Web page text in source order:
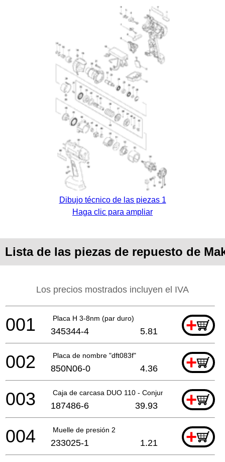
Dibujo técnico de las piezas 1
Haga clic para ampliar
Lista de las piezas de repuesto de
Los precios mostrados incluyen el IVA
Placa H 3-8nm (par duro) +
001 345344-4 5.81
Placa de nombre "dft083f" +
002 850N06-0 4.36
Caja de carcasa DUO 110 - Conjunto +
003 187486-6 39.93
Muelle de presión 2 +
004 233025-1 1.21